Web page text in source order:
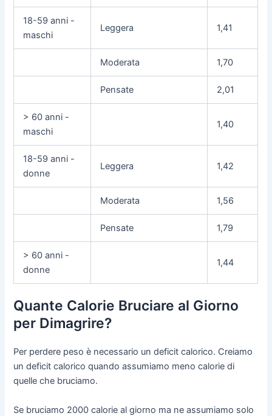
18-59 anni -
maschi
Leggera 1,41
Moderata 1,70
Pensate 2,01
> 60 anni -
maschi
1,40
18-59 anni -
donne
Leggera 1,42
Moderata 1,56
Pensate 1,79
> 60 anni -
donne
1,44
Quante Calorie Bruciare al Giorno
per Dimagrire?
Per perdere peso è necessario un deficit calorico. Creiamo
un deficit calorico quando assumiamo meno calorie di
quelle che bruciamo.
Se bruciamo 2000 calorie al giorno ma ne assumiamo solo